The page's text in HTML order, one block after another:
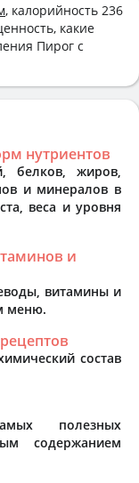
, калорийность 236
какие
Пирог с
нутриентов
белков, жиров,
и минералов в
веса и уровня
и
витамины и
меню.
состав
полезных
содержанием